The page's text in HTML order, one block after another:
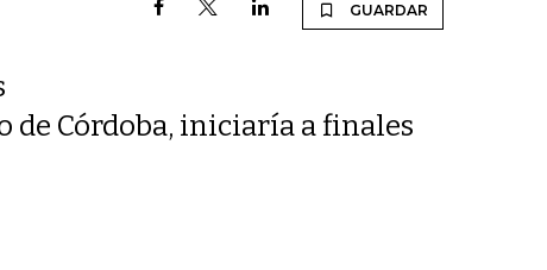
GUARDAR
de Córdoba, iniciaría a finales